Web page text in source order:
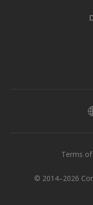
© 2014–2026
Terms of